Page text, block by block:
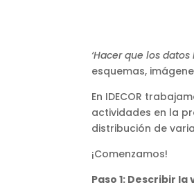
‘Hacer que los datos
esquemas,
En IDECOR
actividades en la
distribución de
¡Comenzamos!
Paso 1: Describir